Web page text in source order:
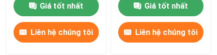
Giá tốt nhất
Liên hệ chúng tôi
Giá tốt nhất
Liên hệ chúng tôi